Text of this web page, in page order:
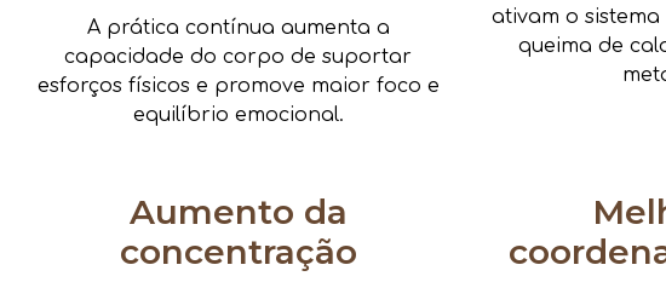
A prática contínua aumenta a
capacidade do corpo de suportar
esforços físicos e promove maior foco e
equilíbrio emocional.
ativam o
queima de
Aumento da
concentração